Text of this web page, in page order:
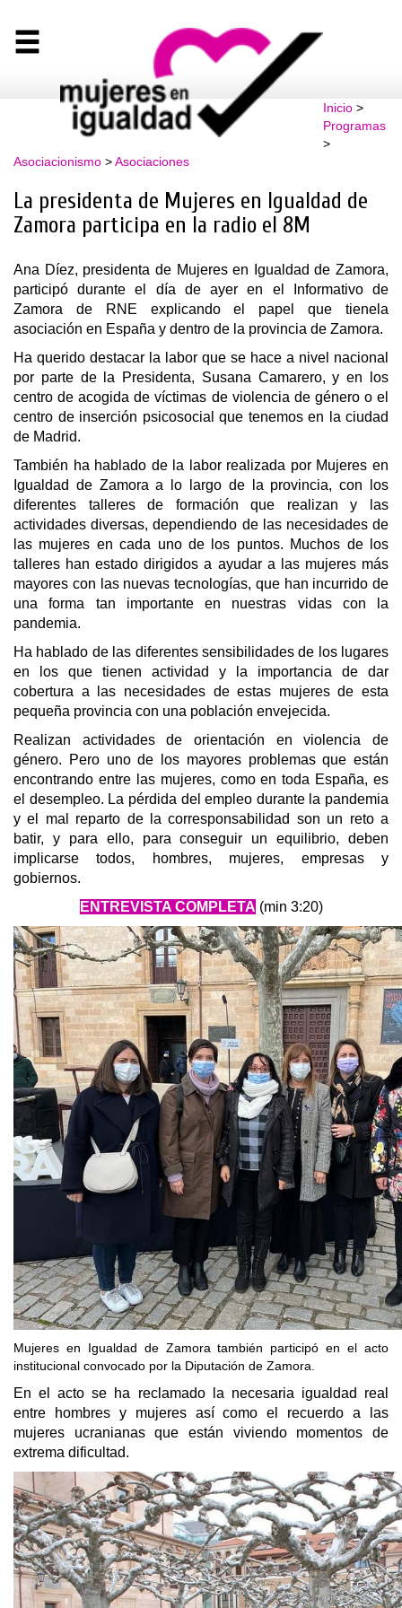
Inicio>
Programas
>
Asociacionismo >Asociaciones
La presidenta de Mujeres en Igualdad de
Zamora participa en la radio el 8M
Ana Díez, presidenta de Mujeres en Igualdad de Zamora,
participó durante el día de ayer en el Informativo de
Zamora de RNE explicando el papel que tienela
asociación en España y dentro de la provincia de Zamora.
Ha querido destacar la labor que se hace a nivel nacional
por parte de la Presidenta, Susana Camarero, y en los
centro de acogida de víctimas de violencia de género o el
centro de inserción psicosocial que tenemos en la ciudad
de Madrid.
También ha hablado de la labor realizada por Mujeres en
Igualdad de Zamora a lo largo de la provincia, con los
diferentes talleres de formación que realizan y las
actividades diversas, dependiendo de las necesidades de
las mujeres en cada uno de los puntos. Muchos de los
talleres han estado dirigidos a ayudar a las mujeres más
mayores con las nuevas tecnologías, que han incurrido de
una forma tan importante en nuestras vidas con la
pandemia.
Ha hablado de las diferentes sensibilidades de los lugares
en los que tienen actividad y la importancia de dar
cobertura a las necesidades de estas mujeres de esta
pequeña provincia con una población envejecida.
Realizan actividades de orientación en violencia de
género. Pero uno de los mayores problemas que están
encontrando entre las mujeres, como en toda España, es
el desempleo. La pérdida del empleo durante la pandemia
y el mal reparto de la corresponsabilidad son un reto a
batir, y para ello, para conseguir un equilibrio, deben
implicarse todos, hombres, mujeres, empresas y
gobiernos.
ENTREVISTA COMPLETA (min 3:20)
Mujeres en Igualdad de Zamora también participó en el acto
institucional convocado por la Diputación de Zamora.
En el acto se ha reclamado la necesaria igualdad real
entre hombres y mujeres así como el recuerdo a las
mujeres ucranianas que están viviendo momentos de
extrema dificultad.